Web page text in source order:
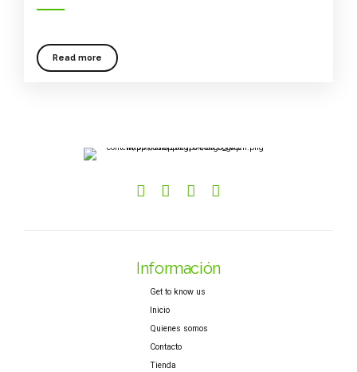
Read more
Información
Get to know us
Inicio
Quienes somos
Contacto
Tienda